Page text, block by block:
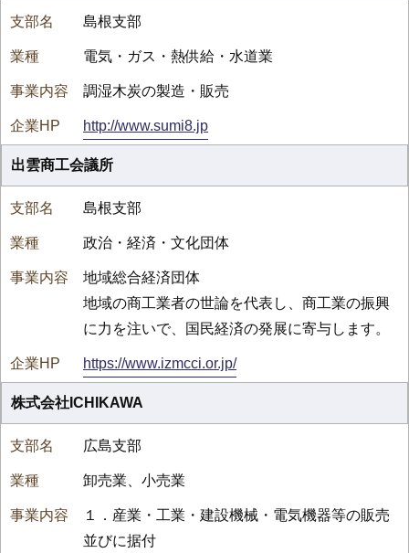
島根支部
電気・ガス・熱供給・水道業
調湿木炭の製造・販売
http://www.sumi8.jp
出雲商工会議所
島根支部
政治・経済・文化団体
地域総合経済団体
地域の商工業者の世論を代表し、商工業の振興
に力を注いで、国民経済の発展に寄与します。
https://www.izmcci.or.jp/
株式会社ICHIKAWA
広島支部
卸売業、小売業
１．産業・工業・建設機械・電気機器等の販売
並びに据付